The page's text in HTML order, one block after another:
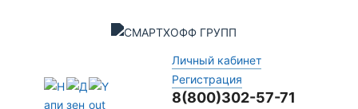
Личный кабинет
Регистрация
8(800)302-57-71